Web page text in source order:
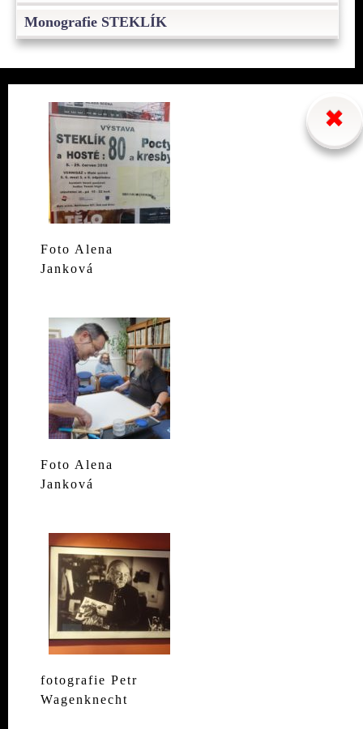
Foto Alena
Janková
Foto Alena
Janková
fotografie Petr
Wagenknecht
Monografie STEKLÍK